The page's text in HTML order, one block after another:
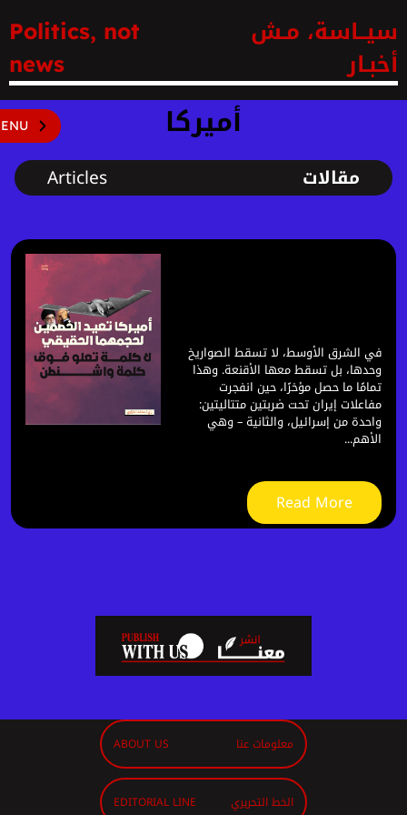
Politics, not
news
سيــاسة، مـش
أخبـار
أميركا
Articles مقالات
في الشرق الأوسط، لا تسقط الصواريخ
وحدها، بل تسقط معها الأقنعة. وهذا
تمامًا ما حصل مؤخرًا، حين انفجرت
مفاعلات إيران تحت ضربتين متتاليتين:
واحدة من إسرائيل، والثانية – وهي
الأهم...
Read More
ABOUT US معلومات عنا
EDITORIAL LINE الخط التحريري